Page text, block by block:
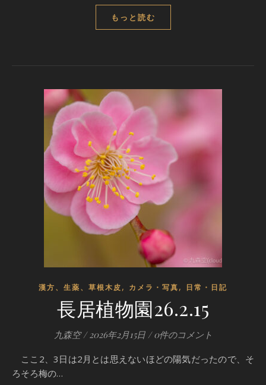
もっと読む
漢方、生薬、草根木皮, カメラ・写真, 日常・日記
長居植物園26.2.15
九森空 / 2026年2月15日 / 0件のコメント
ここ2、3日は2月とは思えないほどの陽気だったので、そ
ろそろ梅の…